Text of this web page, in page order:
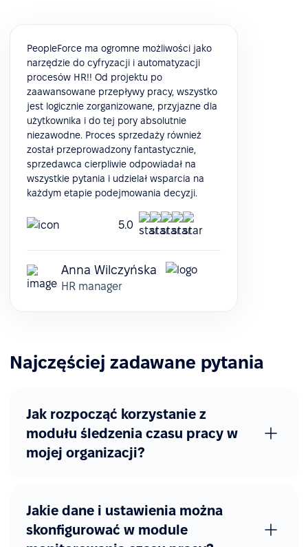
PeopleForce ma ogromne możliwości jako
narzędzie do cyfryzacji i automatyzacji
procesów HR!! Od projektu po
zaawansowane przepływy pracy, wszystko
jest logicznie zorganizowane, przyjazne dla
użytkownika i do tej pory absolutnie
niezawodne. Proces sprzedaży również
został przeprowadzony fantastycznie,
sprzedawca cierpliwie odpowiadał na
wszystkie pytania i udzielał wsparcia na
każdym etapie podejmowania decyzji.
5.0
Anna Wilczyńska
HR manager
Najczęściej zadawane pytania
Jak rozpocząć korzystanie z
modułu śledzenia czasu pracy w
mojej organizacji?
Jakie dane i ustawienia można
skonfigurować w module